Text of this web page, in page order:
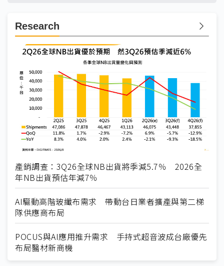
Research
產銷調查：3Q26全球NB出貨將季減5.7％ 2026全
年NB出貨預估年減7％
AI驅動高階玻纖布需求 帶動台日業者擴產與第二梯
隊供應商布局
POCUS與AI應用推升需求 手持式超音波成台廠優先
布局醫材新商機